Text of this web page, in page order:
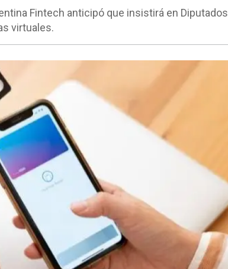
Fintech anticipó que insistirá en Diputados
virtuales.